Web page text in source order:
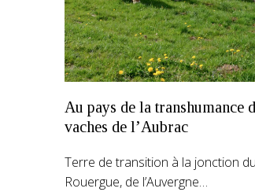
Au pays de la transhumance
vaches de l’Aubrac
Terre de transition à la jonction du
Rouergue, de l’Auvergne…